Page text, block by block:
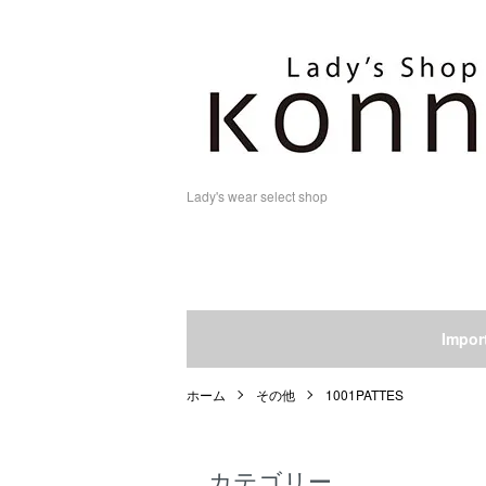
Lady's wear select shop
ホーム その他 1001PATTES